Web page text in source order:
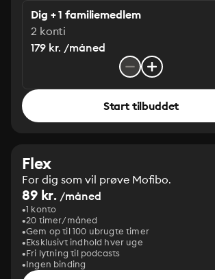
Dig + 1 familiemedlem
2 konti
179 kr. /måned
Start tilbuddet
Flex
For dig som vil prøve Mofibo.
89 kr. /måned
1 konto
20 timer/måned
Gem op til 100 ubrugte timer
Eksklusivt indhold hver uge
Fri lytning til podcasts
Ingen binding